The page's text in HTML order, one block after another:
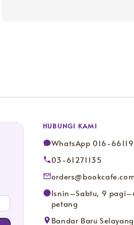
HUBUNGI KAMI
WhatsApp 016-
03-61271135
Isnin–Sabtu, 9
petang
Bandar Baru Selayang